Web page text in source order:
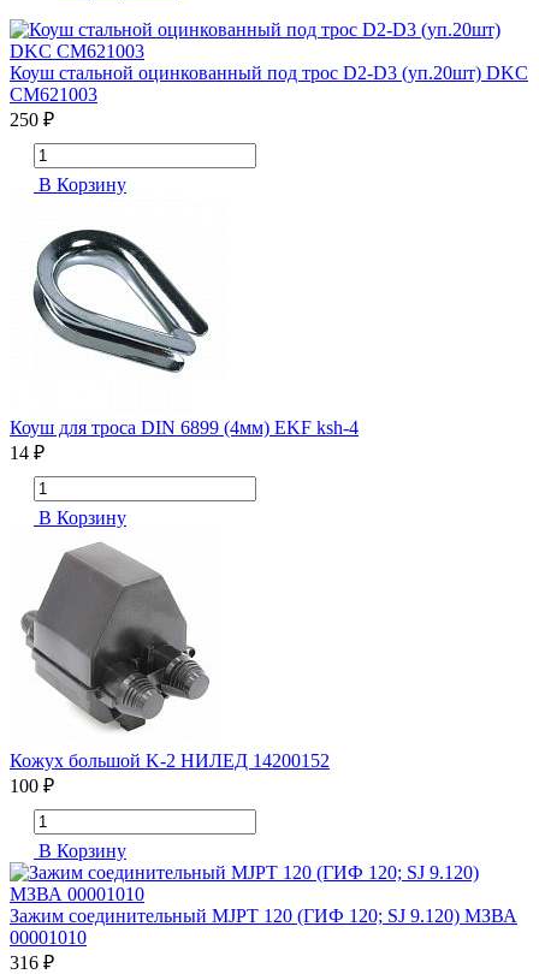
Коуш стальной оцинкованный под трос D2-D3 (уп.20шт) DKC
CM621003
250 ₽
В Корзину
Коуш для троса DIN 6899 (4мм) EKF ksh-4
14 ₽
В Корзину
Кожух большой K-2 НИЛЕД 14200152
100 ₽
В Корзину
Зажим соединительный MJPT 120 (ГИФ 120; SJ 9.120) МЗВА
00001010
316 ₽